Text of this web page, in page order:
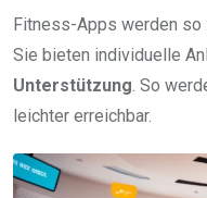
Fitness-Apps werden so
Sie bieten individuelle
Unterstützung . So
leichter erreichbar.